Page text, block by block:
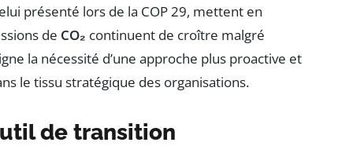
présenté lors de la COP 29, mettent en
de CO₂ continuent de croître malgré
la nécessité d’une approche plus proactive et
le tissu stratégique des organisations.
de transition